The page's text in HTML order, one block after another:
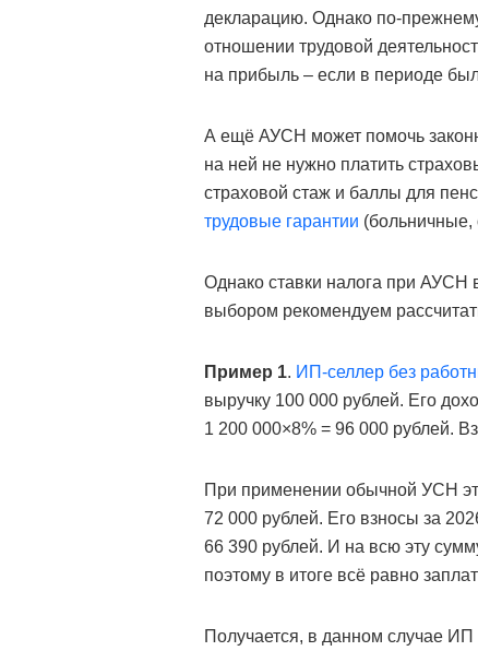
декларацию. Однако по-
отношении трудовой
на прибыль – если в периоде
А ещё АУСН может помочь
на ней не нужно платить
страховой стаж и баллы для
трудовые гарантии (больничные,
Однако ставки налога при
выбором рекомендуем
Пример 1. ИП-селлер без
выручку 100 000 рублей. Его
1 200 000×8% = 96 000 рублей.
При применении обычной УСН
72 000 рублей. Его взносы за
66 390 рублей. И на всю эту
поэтому в итоге всё равно
Получается, в данном случае